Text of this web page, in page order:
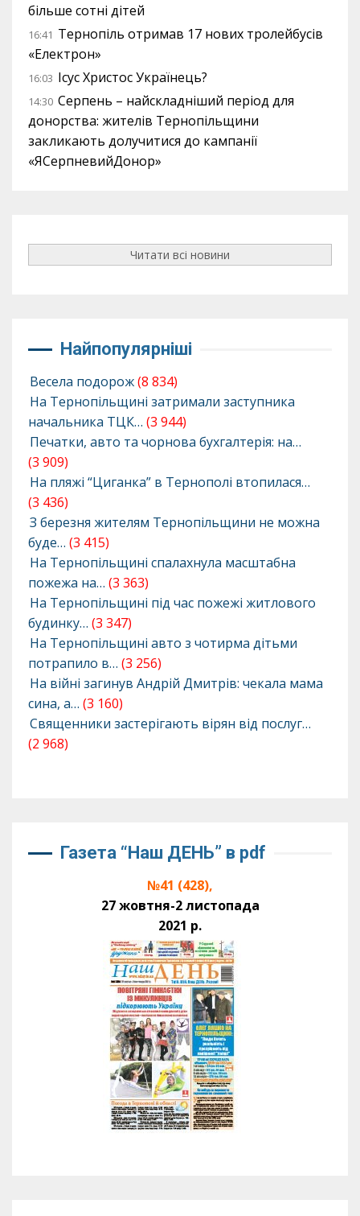
більше сотні дітей
16:41 Тернопіль отримав 17 нових тролейбусів
«Електрон»
16:03 Ісус Христос Українець?
14:30 Серпень – найскладніший період для
донорства: жителів Тернопільщини
закликають долучитися до кампанії
«ЯСерпневийДонор»
Читати всі новини
Найпопулярніші
Весела подорож(8 834)
На Тернопільщині затримали заступника
начальника ТЦК… (3 944)
Печатки, авто та чорнова бухгалтерія: на…
(3 909)
На пляжі “Циганка” в Тернополі втопилася…
(3 436)
З березня жителям Тернопільщини не можна
буде… (3 415)
На Тернопільщині спалахнула масштабна
пожежа на… (3 363)
На Тернопільщині під час пожежі житлового
будинку… (3 347)
На Тернопільщині авто з чотирма дітьми
потрапило в… (3 256)
На війні загинув Андрій Дмитрів: чекала мама
сина, а… (3 160)
Священники застерігають вірян від послуг…
(2 968)
Газета “Наш ДЕНЬ” в pdf
№41 (428),
27 жовтня-2 листопада
2021 р.